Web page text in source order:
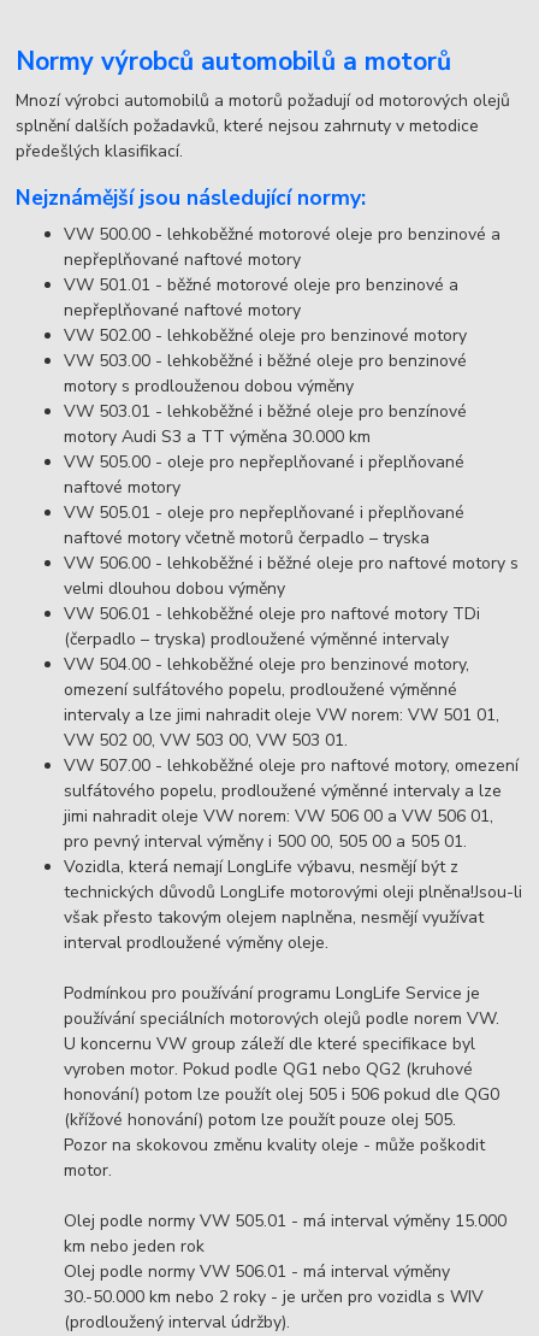
Normy výrobců automobilů a motorů
Mnozí výrobci automobilů a motorů požadují od motorových olejů
splnění dalších požadavků, které nejsou zahrnuty v metodice
předešlých klasifikací.
Nejznámější jsou následující normy:
VW 500.00 - lehkoběžné motorové oleje pro benzinové a
nepřeplňované naftové motory
VW 501.01 - běžné motorové oleje pro benzinové a
nepřeplňované naftové motory
VW 502.00 - lehkoběžné oleje pro benzinové motory
VW 503.00 - lehkoběžné i běžné oleje pro benzinové
motory s prodlouženou dobou výměny
VW 503.01 - lehkoběžné i běžné oleje pro benzínové
motory Audi S3 a TT výměna 30.000 km
VW 505.00 - oleje pro nepřeplňované i přeplňované
naftové motory
VW 505.01 - oleje pro nepřeplňované i přeplňované
naftové motory včetně motorů čerpadlo – tryska
VW 506.00 - lehkoběžné i běžné oleje pro naftové motory s
velmi dlouhou dobou výměny
VW 506.01 - lehkoběžné oleje pro naftové motory TDi
(čerpadlo – tryska) prodloužené výměnné intervaly
VW 504.00 - lehkoběžné oleje pro benzinové motory,
omezení sulfátového popelu, prodloužené výměnné
intervaly a lze jimi nahradit oleje VW norem: VW 501 01,
VW 502 00, VW 503 00, VW 503 01.
VW 507.00 - lehkoběžné oleje pro naftové motory, omezení
sulfátového popelu, prodloužené výměnné intervaly a lze
jimi nahradit oleje VW norem: VW 506 00 a VW 506 01,
pro pevný interval výměny i 500 00, 505 00 a 505 01.
Vozidla, která nemají LongLife výbavu, nesmějí být z
technických důvodů LongLife motorovými oleji plněna!Jsou-li
však přesto takovým olejem naplněna, nesmějí využívat
interval prodloužené výměny oleje.
Podmínkou pro používání programu LongLife Service je
používání speciálních motorových olejů podle norem VW.
U koncernu VW group záleží dle které specifikace byl
vyroben motor. Pokud podle QG1 nebo QG2 (kruhové
honování) potom lze použít olej 505 i 506 pokud dle QG0
(křížové honování) potom lze použít pouze olej 505.
Pozor na skokovou změnu kvality oleje - může poškodit
motor.
Olej podle normy VW 505.01 - má interval výměny 15.000
km nebo jeden rok
Olej podle normy VW 506.01 - má interval výměny
30.-50.000 km nebo 2 roky - je určen pro vozidla s WIV
(prodloužený interval údržby).